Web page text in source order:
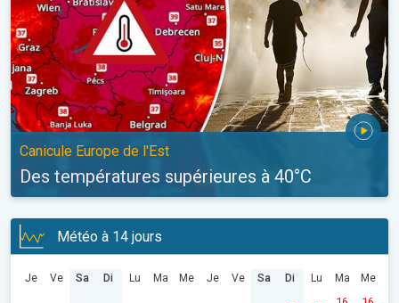
Canicule Europe de l'Est
Des températures supérieures à 40°C
Météo à 14 jours
Je Ve Sa Di Lu Ma Me Je Ve Sa Di Lu Ma Me